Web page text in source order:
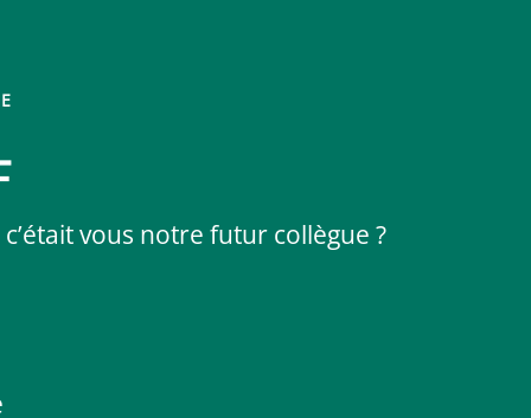
vous notre futur collègue ?